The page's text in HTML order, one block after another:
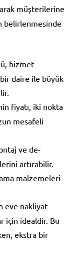
müşterilerine
belirlenmesinde
hizmet
daire ile büyük
fiyatı, iki nokta
mesafeli
ve de-
artırabilir.
malzemeleri
eve nakliyat
için idealdir. Bu
ekstra bir